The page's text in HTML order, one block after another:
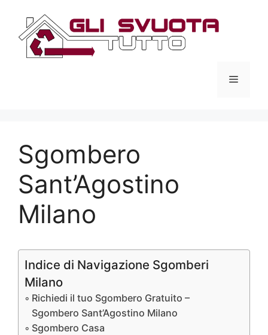
contenuto
Menu
Sgombero
Sant’Agostino
Milano
Indice di Navigazione Sgomberi
Milano
Richiedi il tuo Sgombero Gratuito –
Sgombero Sant’Agostino Milano
Sgombero Casa